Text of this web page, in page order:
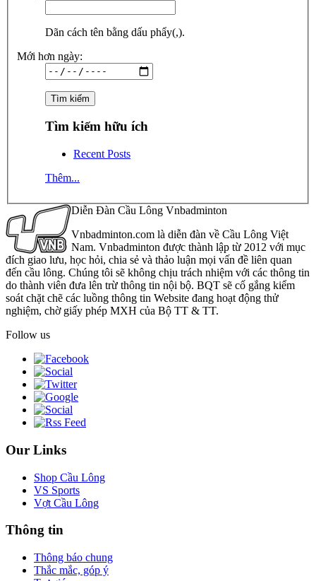
Dãn cách tên bằng dấu phẩy(,).
Mới hơn ngày:
Tìm kiếm hữu ích
Recent Posts
Thêm...
Diễn Đàn Cầu Lông Vnbadminton
Vnbadminton.com là diễn đàn về Cầu Lông Việt
Nam. Vnbadminton được thành lập từ 2012 với mục
đích giao lưu, học hỏi, chia sẻ và thảo luận mọi vấn đề liên quan
đến cầu lông. Chúng tôi sẽ không chịu trách nhiệm với các thông tin
do thành viên đưa lên trừ thông tin nội bộ. BQT sẽ cố gắng kiểm
soát chặt chẽ các luồng thông tin Website đang hoạt động thử
nghiệm, chờ giấy phép MXH của Bộ TT & TT.
Follow us
Our Links
Shop Cầu Lông
VS Sports
Vợt Cầu Lông
Thông tin
Thông báo chung
Thắc mắc, góp ý